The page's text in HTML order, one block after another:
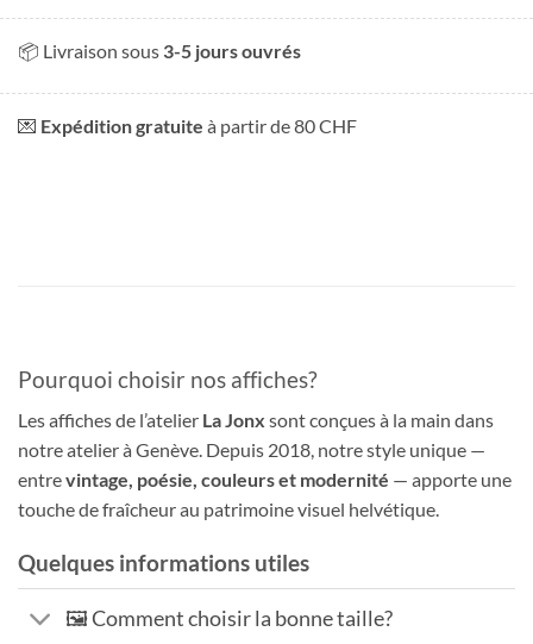
📦 Livraison sous 3-5 jours ouvrés
💌 Expédition gratuite à partir de 80 CHF
Pourquoi choisir nos affiches?
Les affiches de l’atelier La Jonx sont conçues à la main dans
notre atelier à Genève. Depuis 2018, notre style unique —
entrevintage, poésie, couleurs et modernité — apporte une
touche de fraîcheur au patrimoine visuel helvétique.
Quelques informations utiles
🖼️ Comment choisir la bonne taille?